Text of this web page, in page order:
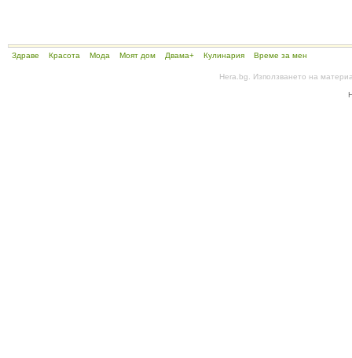
Здраве Красота Мода Моят дом Двама+ Кулинария Време за мен
Hera.bg. Използването на